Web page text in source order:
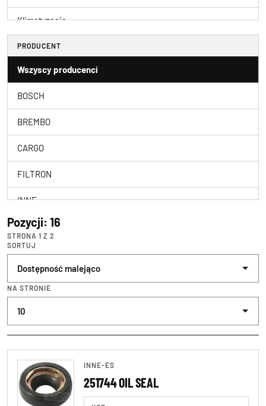
Pozycji: 16
STRONA 1 Z 2
SORTUJ
NA STRONIE
INNE-ES
251744 OIL SEAL
Klimatyzacja
Warsztatowe
Zestaw uszczelnień
Żarówki
PRODUCENT
Wszyscy producenci
BOSCH
BREMBO
CARGO
FILTRON
INNE
INNE ES
NISSENS